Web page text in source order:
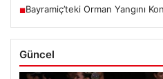
■Bayramiç’teki Orman Yangını
Güncel